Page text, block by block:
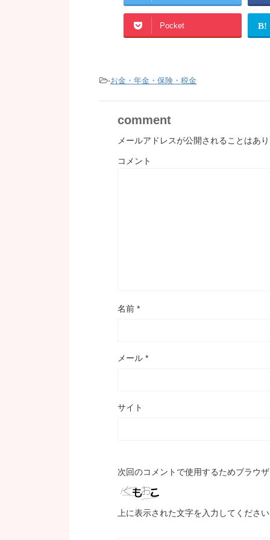
Pocket B!
-お金・年金・保険・税金
comment
メールアドレスが公開されることはあり
コメント
名前 *
メール *
サイト
次回のコメントで使用するためブラウ
上に表示された文字を入力してください